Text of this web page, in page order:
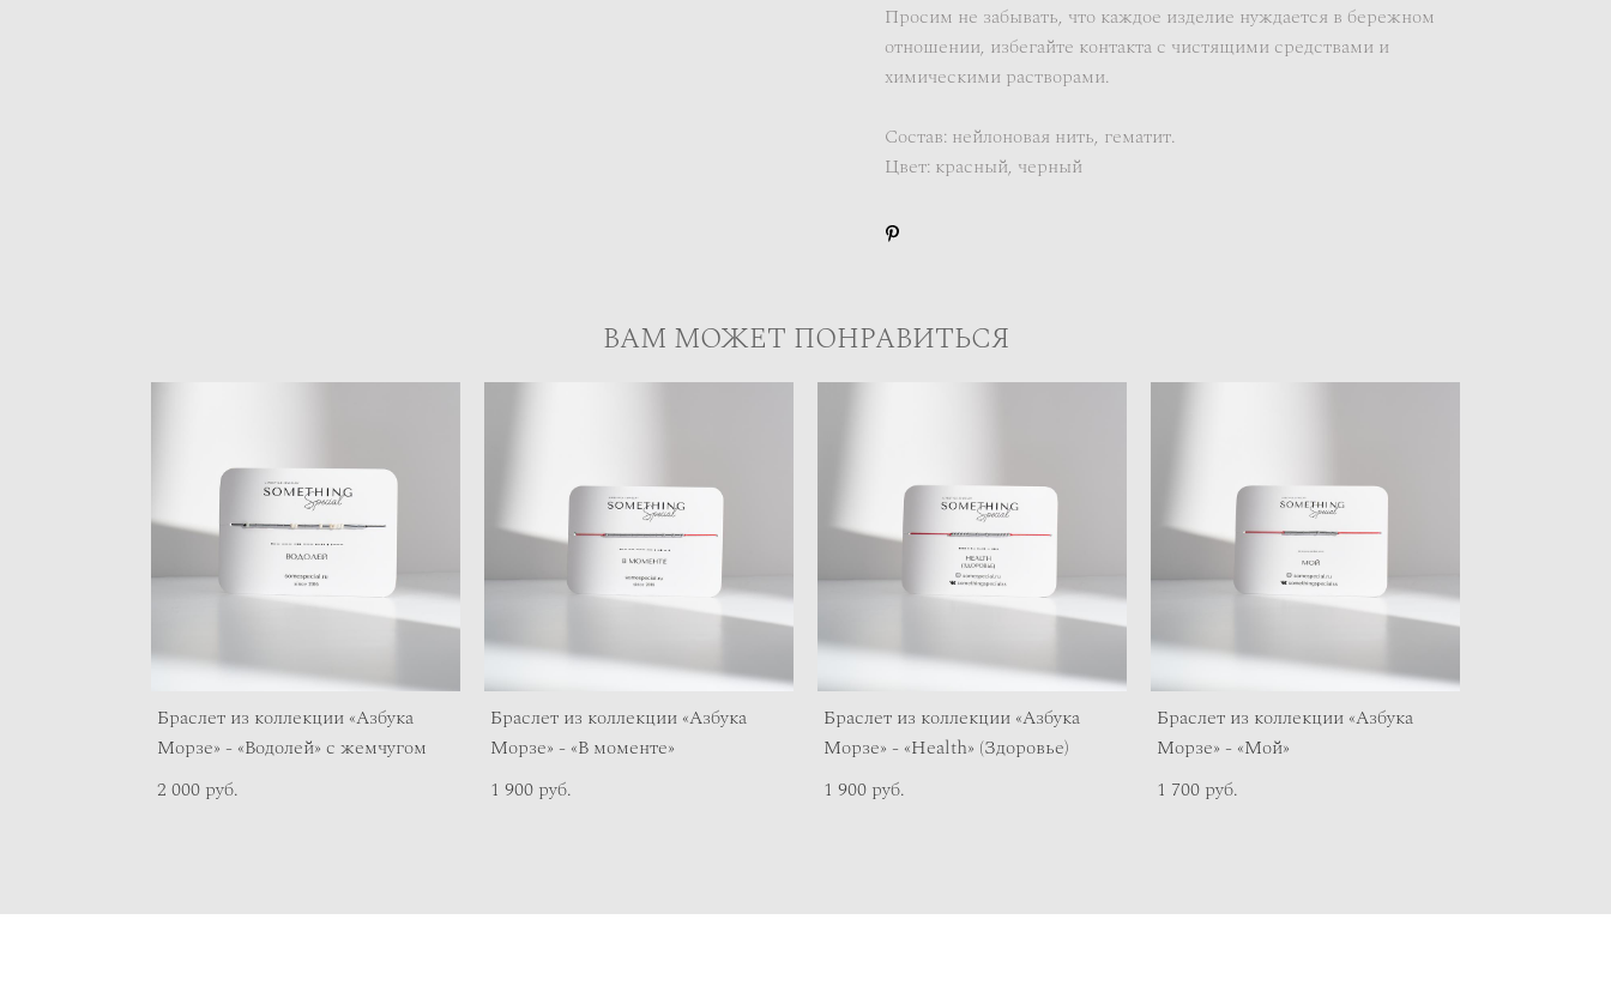
Просим не забывать, что каждое изделие нуждается в бережном
отношении, избегайте контакта с чистящими средствами и
химическими растворами.
Состав: нейлоновая нить, гематит.
Цвет: красный, черный
ВАМ МОЖЕТ ПОНРАВИТЬСЯ
Браслет из коллекции «Азбука
Морзе» - «Водолей» с жемчугом
2 000 pуб.
Браслет из коллекции «Азбука
Морзе» - «В моменте»
1 900 pуб.
Браслет из коллекции «Азбука
Морзе» - «Health» (Здоровье)
1 900 pуб.
Браслет из коллекции «Азбука
Морзе» - «Мой»
1 700 pуб.